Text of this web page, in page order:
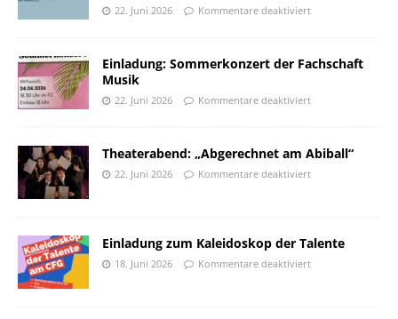
22. Juni 2026 Kommentare deaktiviert
Einladung: Sommerkonzert der Fachschaft
Musik
22. Juni 2026 Kommentare deaktiviert
Theaterabend: „Abgerechnet am Abiball“
22. Juni 2026 Kommentare deaktiviert
Einladung zum Kaleidoskop der Talente
18. Juni 2026 Kommentare deaktiviert